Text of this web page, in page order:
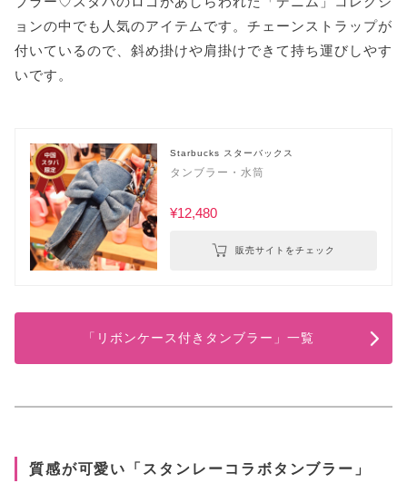
ョンの中でも人気のアイテムです。チェーンストラップが
付いているので、斜め掛けや肩掛けできて持ち運びしやす
いです。
Starbucks スターバックス
タンブラー・水筒
¥12,480
販売サイトをチェック
「リボンケース付きタンブラー」一覧
質感が可愛い「スタンレーコラボタンブラー」